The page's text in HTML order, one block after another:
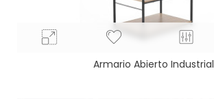
Armario Abierto Industrial